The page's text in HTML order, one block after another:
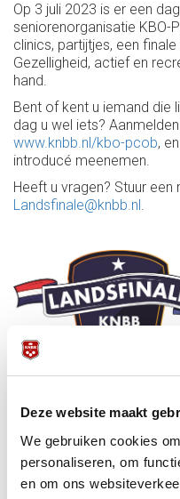
Deze website maakt
We gebruiken cookies
personaliseren, om
en om ons
Op 3 juli 2023 is er een
seniorenorganisatie KBO-
clinics, partijtjes, een
Gezelligheid, actief en
hand.
Bent of kent u iemand die
dag u wel iets?
www.knbb.nl/kbo-pcob,
introducé meenemen.
Heeft u vragen? Stuur
Landsfinale@knbb.nl.
Meer info over de
www.knbb.nl/landsfinale
www.knbb.nl/agenda/